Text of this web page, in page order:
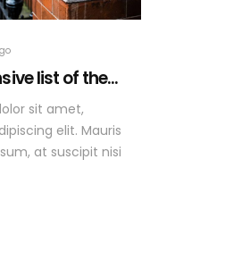
list of the...
sit amet,
elit. Mauris
at suscipit nisi